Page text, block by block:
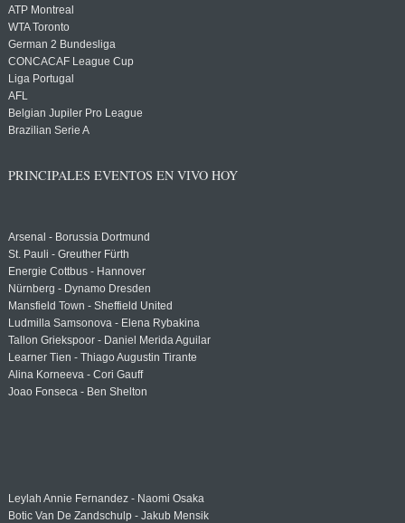
ATP Montreal
WTA Toronto
German 2 Bundesliga
CONCACAF League Cup
Liga Portugal
AFL
Belgian Jupiler Pro League
Brazilian Serie A
PRINCIPALES EVENTOS EN VIVO HOY
Arsenal - Borussia Dortmund
St. Pauli - Greuther Fürth
Energie Cottbus - Hannover
Nürnberg - Dynamo Dresden
Mansfield Town - Sheffield United
Ludmilla Samsonova - Elena Rybakina
Tallon Griekspoor - Daniel Merida Aguilar
Learner Tien - Thiago Augustin Tirante
Alina Korneeva - Cori Gauff
Joao Fonseca - Ben Shelton
Leylah Annie Fernandez - Naomi Osaka
Botic Van De Zandschulp - Jakub Mensik